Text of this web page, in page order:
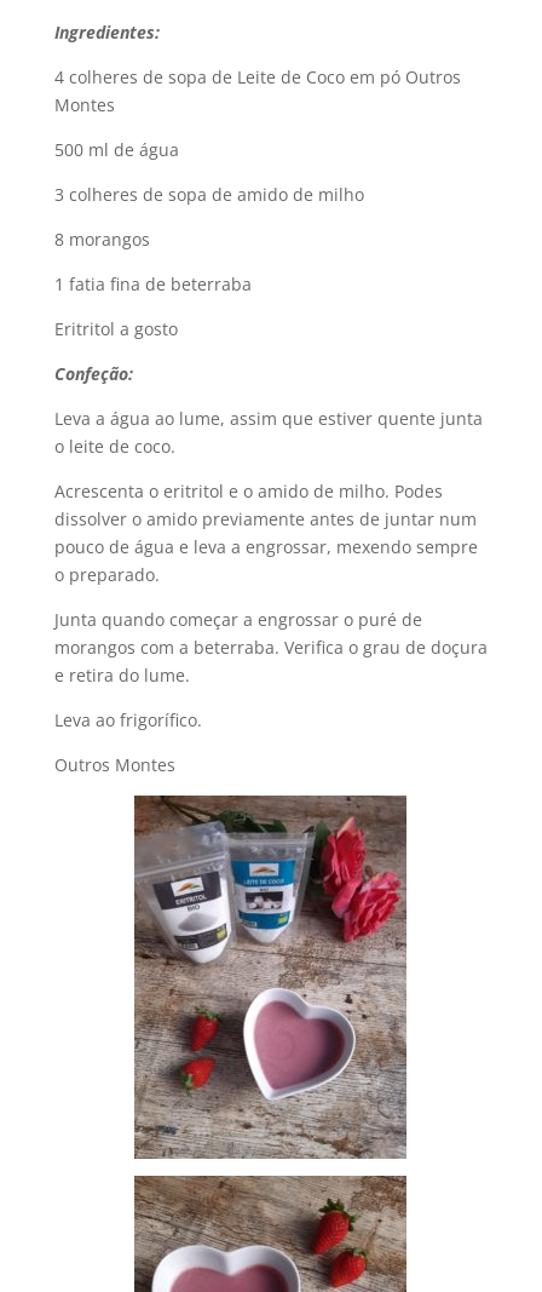
Ingredientes:
4 colheres de sopa de Leite de Coco em pó Outros
Montes
500 ml de água
3 colheres de sopa de amido de milho
8 morangos
1 fatia fina de beterraba
Eritritol a gosto
Confeção:
Leva a água ao lume, assim que estiver quente junta
o leite de coco.
Acrescenta o eritritol e o amido de milho. Podes
dissolver o amido previamente antes de juntar num
pouco de água e leva a engrossar, mexendo sempre
o preparado.
Junta quando começar a engrossar o puré de
morangos com a beterraba. Verifica o grau de doçura
e retira do lume.
Leva ao frigorífico.
Outros Montes